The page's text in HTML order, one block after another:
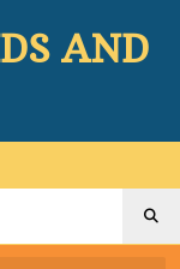
AND